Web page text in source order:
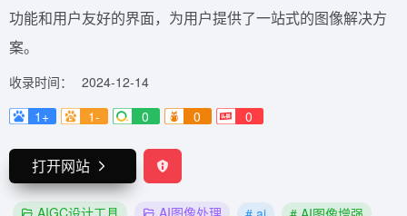
功能和用户友好的界面，为用户提供了一站式的图像解决方
案。
收录时间：
2024-12-14
1+
1- 0 0 0
打开网站
AIGC设计工具 AI图像处理